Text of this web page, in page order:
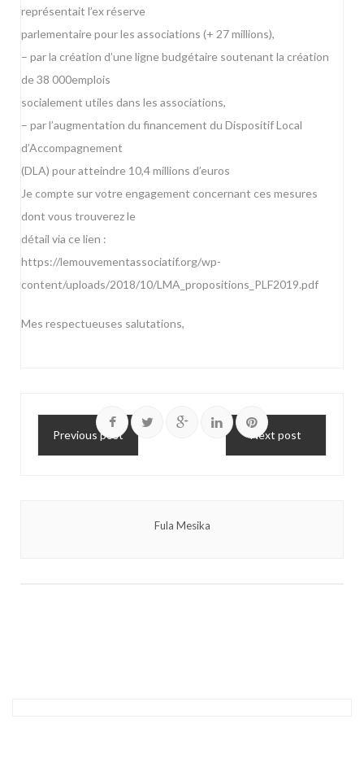
représentait l’ex réserve
parlementaire pour les associations (+ 27 millions),
– par la création d’une ligne budgétaire soutenant la création
de 38 000emplois
socialement utiles dans les associations,
– par l’augmentation du financement du Dispositif Local
d’Accompagnement
(DLA) pour atteindre 10,4 millions d’euros
Je compte sur votre engagement concernant ces mesures
dont vous trouverez le
détail via ce lien :
https://lemouvementassociatif.org/wp-
content/uploads/2018/10/LMA_propositions_PLF2019.pdf
Mes respectueuses salutations,
Previous post Next post
Fula Mesika